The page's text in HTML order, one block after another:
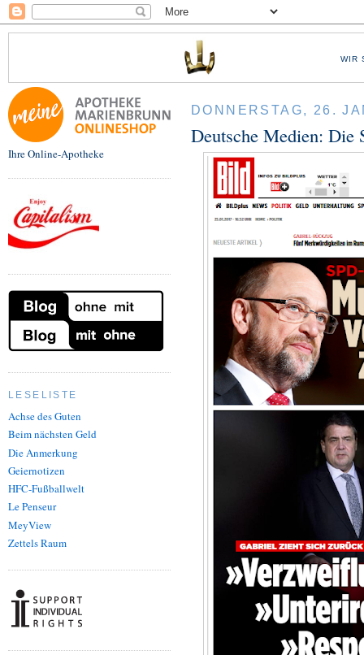
WIR
Ihre Online-Apotheke
LESELISTE
Achse des Guten
Beim nächsten Geld
Die Anmerkung
Geiernotizen
HFC-Fußballwelt
Le Penseur
MeyView
Zettels Raum
DONNERSTAG, 26.
Deutsche Medien: Die